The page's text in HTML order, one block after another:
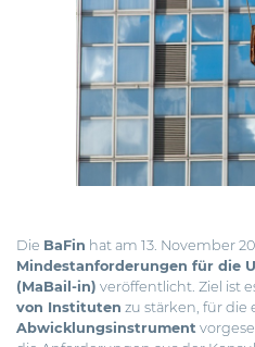
Die BaFin hat am 13. November
Mindestanforderungen für die
(MaBail-in) veröffentlicht. Ziel ist
von Instituten zu stärken, für die
Abwicklungsinstrument